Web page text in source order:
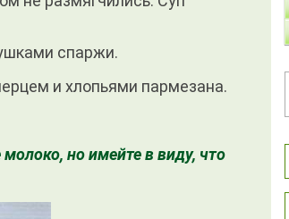
спаржи.
и хлопьями пармезана.
но имейте в виду, что